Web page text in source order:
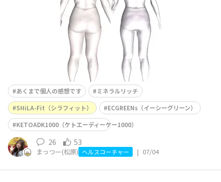
あくまで個人の感想です
ミネラルリッチ
SHiLA-Fit（シラフィット）
ECGREENs（イーシーグリーン）
KETOADK1000（ケトエーディーケー1000）
26 53
まっつー(松原) ヘルスコーチャー | 07/04